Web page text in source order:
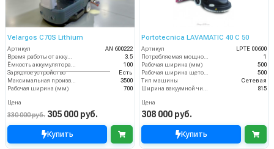
Velargos C70S Lithium
Артикул
AN 600222
Время работы от аккумуляторов (ч)
3.5
100
Зарядное устройство
Есть
3500
Рабочая ширина (мм)
700
Цена
330 000 руб. 305 000 руб.
Купить
Portotecnica LAVAMATIC 40 C 50
Артикул
LPTE 00600
1
Рабочая ширина (мм)
500
500
Тип машины
Сетевая
815
Цена
308 000 руб.
Купить